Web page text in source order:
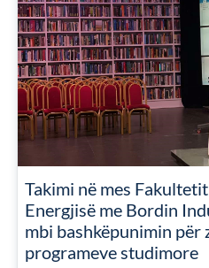
Takimi në mes
Energjisë me Bordin
mbi bashkëpunimin për
programeve studimore